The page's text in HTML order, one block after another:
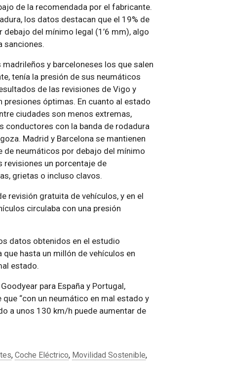
de la recomendada por el fabricante.
los datos destacan que el 19% de
del mínimo legal (1’6 mm), algo
sanciones.
y barceloneses los que salen
tenía la presión de sus neumáticos
de las revisiones de Vigo y
presiones óptimas. En cuanto al estado
ciudades son menos extremas,
conductores con la banda de rodadura
Madrid y Barcelona se mantienen
de neumáticos por debajo del mínimo
revisiones un porcentaje de
grietas o incluso clavos.
revisión gratuita de vehículos, y en el
circulaba con una presión
datos obtenidos en el estudio
que hasta un millón de vehículos en
estado.
para España y Portugal,
“con un neumático en mal estado y
a unos 130 km/h puede aumentar de
, Coche Eléctrico, Movilidad Sostenible,